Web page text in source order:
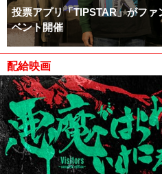
投票アプリ「TIPSTAR」がファ
ベント開催
配給映画